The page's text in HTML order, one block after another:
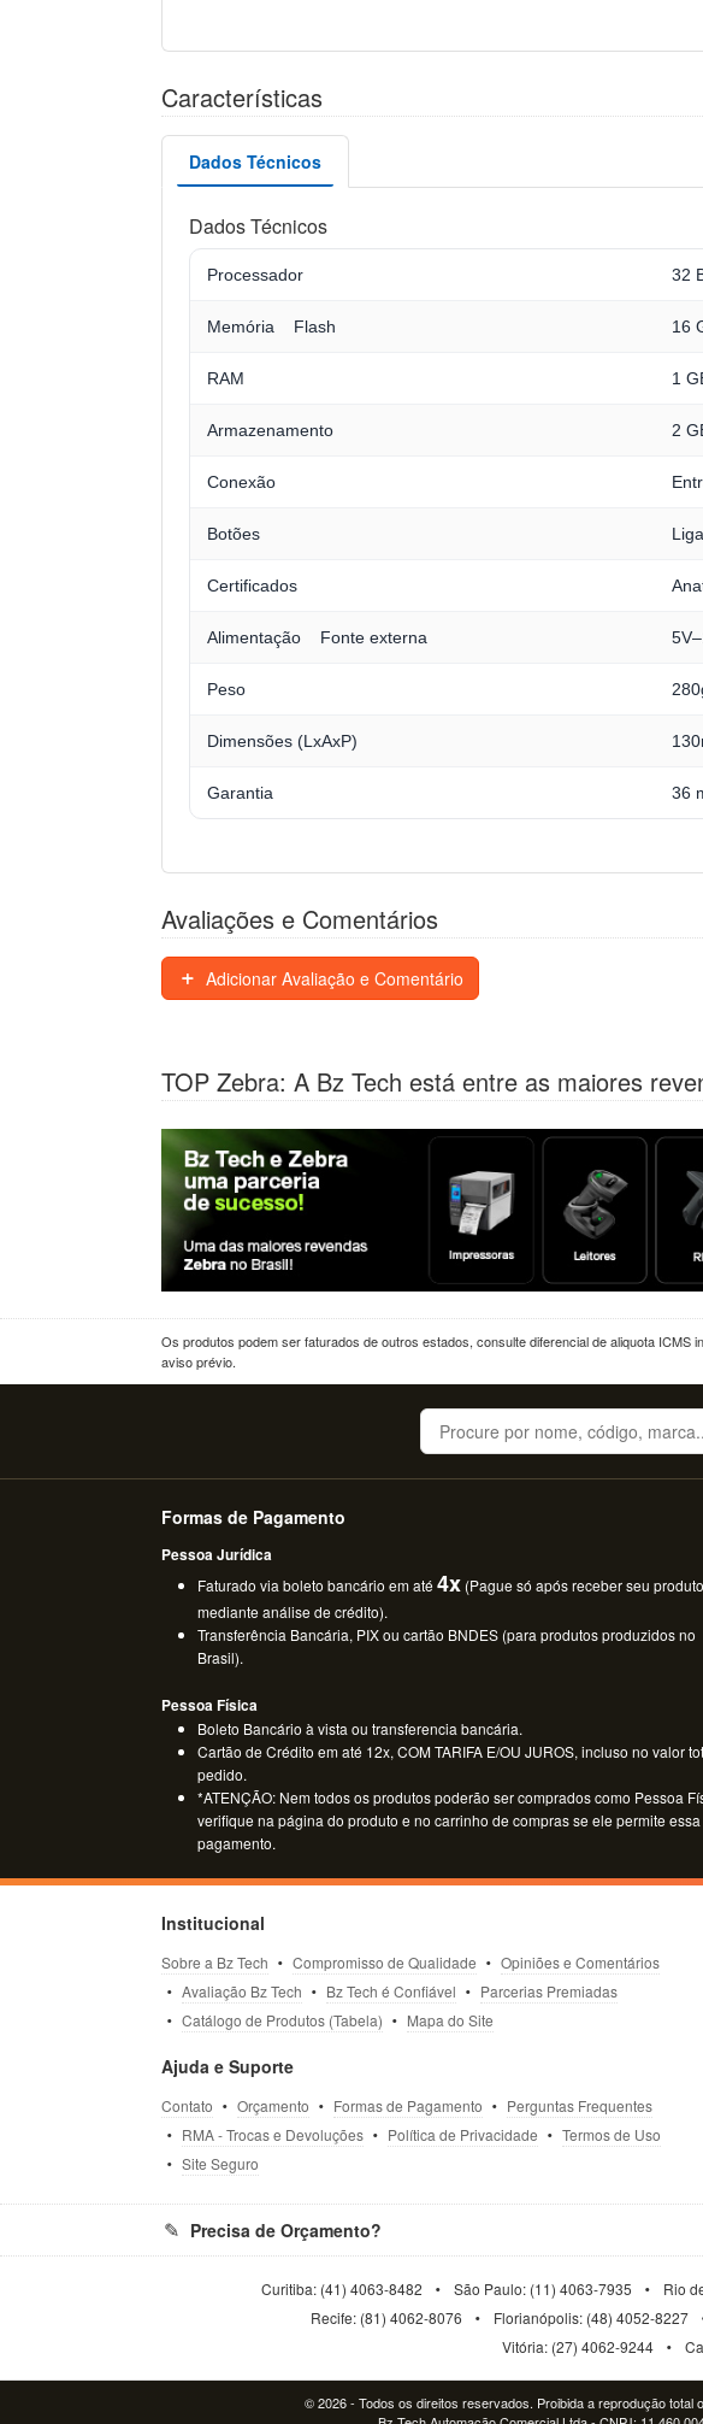
Características
Dados Técnicos
Dados Técnicos
Processador 32
Memória Flash 16
RAM 1
Armazenamento 2
Conexão
Botões
Certificados
Alimentação Fonte externa
Peso
Dimensões (LxAxP)
Garantia 36
Avaliações e Comentários
Adicionar Avaliação e Comentário
TOP Zebra: A Bz Tech está entre as maiores
Os produtos podem ser faturados de outros estados, consulte diferencial de aliquota
aviso prévio.
Buscar
Formas de Pagamento
Pessoa Jurídica
Faturado via boleto bancário em até4x (Pague só após receber seu
mediante análise de crédito).
Transferência Bancária, PIX ou cartão BNDES (para produtos produzidos no
Brasil).
Pessoa Física
Boleto Bancário à vista ou transferencia bancária.
Cartão de Crédito em até 12x, COM TARIFA E/OU JUROS, incluso no valor
pedido.
*ATENÇÃO: Nem todos os produtos poderão ser comprados como Pessoa
verifique na página do produto e no carrinho de compras se ele permite essa
pagamento.
Institucional
Sobre a Bz Tech Compromisso de Qualidade
Opiniões e Comentários
Avaliação Bz Tech
Bz Tech é Confiável
Parcerias Premiadas
Catálogo de Produtos (Tabela)
Mapa do Site
Ajuda e Suporte
Contato Orçamento Formas de Pagamento
Perguntas Frequentes
RMA - Trocas e Devoluções
Política de Privacidade
Termos de Uso
Site Seguro
Precisa de Orçamento?
Curitiba: (41) 4063-8482 São Paulo: (11) 4063-7935 Rio
Recife: (81) 4062-8076
Florianópolis: (48) 4052-8227
Vitória: (27) 4062-9244
© 2026 - Todos os direitos reservados. Proibida a reprodução total